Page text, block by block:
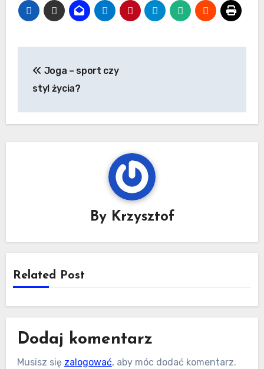
wpisu
Joga – sport czy
styl życia?
By Krzysztof
Related Post
Dodaj komentarz
Musisz się zalogować, aby móc dodać komentarz.